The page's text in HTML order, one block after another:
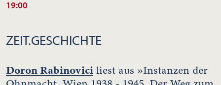
19:00
ZEIT.GESCHICHTE
Doron Rabinovici liest aus »Instanzen der